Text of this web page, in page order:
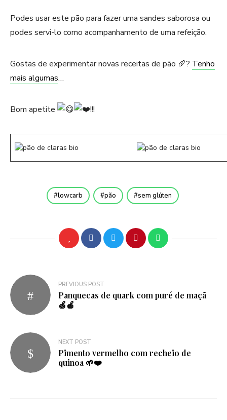
Podes usar este pão para fazer uma sandes saborosa ou
podes servi-lo como acompanhamento de uma refeição.
Gostas de experimentar novas receitas de pão 🥖? Tenho
mais algumas…
Bom apetite !!!
lowcarb pão sem glúten
Navegação
de
artigos
PREVIOUS POST
Panquecas de quark com puré de maçã
🍏🍎
NEXT POST
Pimento vermelho com recheio de
quinoa 🌱❤️